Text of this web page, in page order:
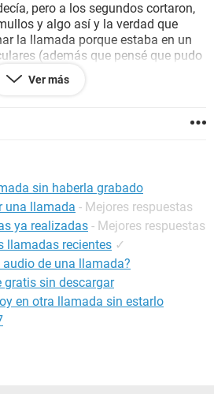
pero a los segundos cortaron,
y algo así y la verdad que
la llamada porque estaba en un
(además que pensé que pudo
cuando recordé que nunca le
a escuchar la llamada?
es porque necesitaba cargar
habían dado de baja la línea por
(no sé si maldecir o agradecer
por lo que uso un número para
los chats cambiando el número)
Ver más
sin haberla grabado
una llamada - Mejores respuestas
ya realizadas - Mejores respuestas
llamadas recientes ✓
audio de una llamada?
gratis sin descargar
en otra llamada sin estarlo